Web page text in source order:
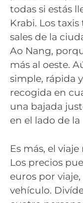
todas si estás
Krabi. Los
sales de la
Ao Nang,
más al oeste.
simple, rápida
recogida en
una bajada
en el lado de la
Es más, el
Los precios
euros por
vehículo.